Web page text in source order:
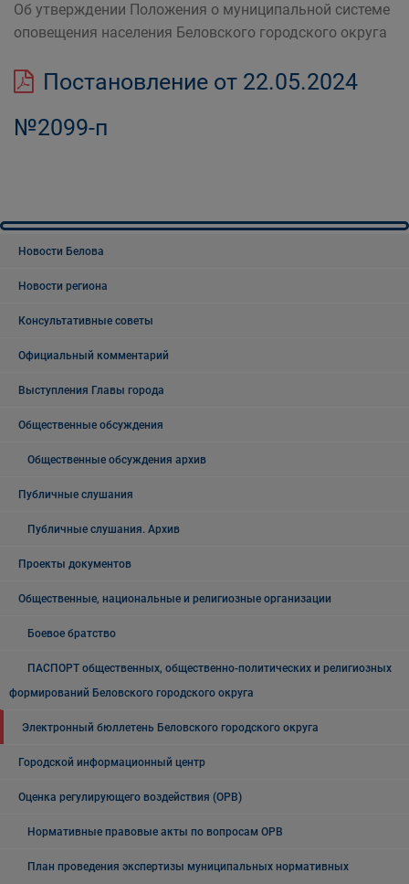
Об утверждении Положения о муниципальной системе
оповещения населения Беловского городского округа
Постановление от 22.05.2024
№2099-п
Новости Белова
Новости региона
Консультативные советы
Официальный комментарий
Выступления Главы города
Общественные обсуждения
Общественные обсуждения архив
Публичные слушания
Публичные слушания. Архив
Проекты документов
Общественные, национальные и религиозные организации
Боевое братство
ПАСПОРТ общественных, общественно-политических и религиозных
формирований Беловского городского округа
Электронный бюллетень Беловского городского округа
Городской информационный центр
Оценка регулирующего воздействия (ОРВ)
Нормативные правовые акты по вопросам ОРВ
План проведения экспертизы муниципальных нормативных